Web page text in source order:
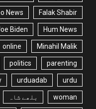
Falak Shabir
News
Hum News
Biden
Minahil Malik
online
parenting
politics
urdu
urduadab
woman بلھے شاہ